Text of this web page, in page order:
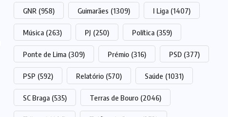
GNR (958) Guimarães (1309) I Liga (1407)
Música (263) PJ (250) Política (359)
Ponte de Lima (309) Prémio (316) PSD (377)
PSP (592) Relatório (570) Saúde (1031)
SC Braga (535) Terras de Bouro (2046)